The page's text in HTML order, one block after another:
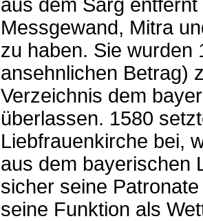
aus dem Sarg
Messgewand, Mitra
zu haben. Sie wurden
ansehnlichen Betrag)
Verzeichnis dem
überlassen. 1580
Liebfrauenkirche bei,
aus dem bayerischen
sicher seine
seine Funktion als